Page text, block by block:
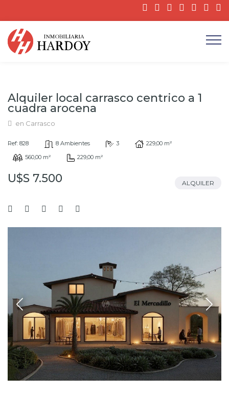
Alquiler local carrasco centrico a 1
cuadra arocena
en Carrasco
Ref: 828 8 Ambientes 3
229,00 m²
560,00 m²
229,00 m²
U$S 7.500 ALQUILER